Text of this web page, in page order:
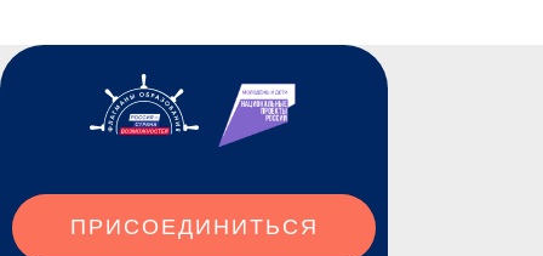
ПРИСОЕДИНИТЬСЯ